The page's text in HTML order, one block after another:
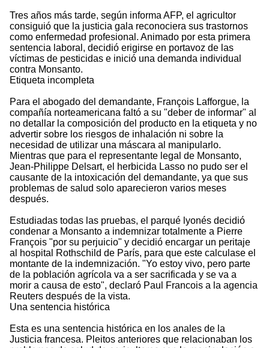
Tres años más tarde, según informa AFP, el agricultor
consiguió que la justicia gala reconociera sus trastornos
como enfermedad profesional. Animado por esta primera
sentencia laboral, decidió erigirse en portavoz de las
víctimas de pesticidas e inició una demanda individual
contra Monsanto.
Etiqueta incompleta
Para el abogado del demandante, François Lafforgue, la
compañía norteamericana faltó a su "deber de informar" al
no detallar la composición del producto en la etiqueta y no
advertir sobre los riesgos de inhalación ni sobre la
necesidad de utilizar una máscara al manipularlo.
Mientras que para el representante legal de Monsanto,
Jean-Philippe Delsart, el herbicida Lasso no pudo ser el
causante de la intoxicación del demandante, ya que sus
problemas de salud solo aparecieron varios meses
después.
Estudiadas todas las pruebas, el parqué lyonés decidió
condenar a Monsanto a indemnizar totalmente a Pierre
François "por su perjuicio" y decidió encargar un peritaje
al hospital Rothschild de París, para que este calculase el
montante de la indemnización. "Yo estoy vivo, pero parte
de la población agrícola va a ser sacrificada y se va a
morir a causa de esto", declaró Paul Francois a la agencia
Reuters después de la vista.
Una sentencia histórica
Esta es una sentencia histórica en los anales de la
Justicia francesa. Pleitos anteriores que relacionaban los